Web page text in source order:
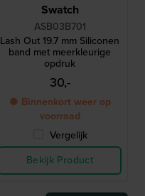
Swatch
ASB03B701
Lash Out 19.7 mm Siliconen
band met meerkleurige
opdruk
30,-
● Binnenkort weer op
voorraad
Vergelijk
Bekijk Product